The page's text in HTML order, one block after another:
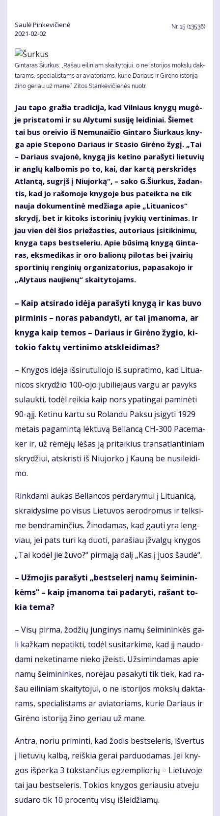
Saulė Pinkevičienė
2021-02-02
Nr. 15 (13538)
Gintaras Šiurkus: „Ra­šau ei­li­niam skai­ty­to­jui, o ne is­to­ri­jos moks­lų dak­
ta­rams, spe­cia­lis­tams ar avia­to­riams, ku­rie Da­riaus ir Gi­rė­no is­to­ri­ją
ži­no ge­riau už ma­ne.“ Zitos Stankevičienės nuotr.
Jau ta­po gra­žia tra­di­ci­ja, kad Vil­niaus kny­gų mu­gė­
je pri­sta­to­mi ir su Aly­tu­mi su­si­ję lei­di­niai. Šie­met
tai bus orei­vio iš Ne­mu­nai­čio Gin­ta­ro Šiur­kaus kny­
ga apie Ste­po­no Da­riaus ir Sta­sio Gi­rė­no žy­gį. „Tai
– Da­riaus sva­jo­nė, kny­gą jis ke­ti­no pa­ra­šy­ti lie­tu­vių
ir an­glų kal­bo­mis po to, kai, dar kar­tą per­skri­dęs
At­lan­tą, su­grįš į Niu­jor­ką“, – sa­ko G.Šiur­kus, ža­dan­
tis, kad jo ra­šo­mo­je kny­go­je bus pa­teik­ta ne tik
nau­ja do­ku­men­ti­nė me­džia­ga apie „Li­tu­a­ni­cos“
skry­dį, bet ir ki­toks is­to­ri­nių įvy­kių ver­ti­ni­mas. Ir
jau vien dėl šios prie­žas­ties, au­to­riaus įsi­ti­ki­ni­mu,
kny­ga taps best­se­leriu. Apie bū­si­mą kny­gą Gin­ta­
ras, eks­me­di­kas ir oro ba­lio­nų pi­lo­tas bei įvai­rių
spor­ti­nių ren­gi­nių or­ga­ni­za­to­rius, pa­pa­sa­ko­jo ir
„Aly­taus nau­jie­nų“ skai­ty­to­jams.
– Kaip at­si­ra­do idė­ja pa­ra­šy­ti kny­gą ir kas bu­vo
pir­mi­nis – no­ras pa­ban­dy­ti, ar tai įma­no­ma, ar
kny­ga kaip te­mos – Da­riaus ir Gi­rė­no žy­gio, ki­
to­kio fak­tų ver­ti­ni­mo at­sklei­di­mas?
– Kny­gos idė­ja iš­si­ru­tu­lio­jo iš su­pra­ti­mo, kad Li­tu­a­
ni­cos skry­džio 100-ojo ju­bi­lie­jaus var­gu ar pa­vyks
su­lauk­ti, to­dėl rei­kia kaip nors ypa­tin­gai pa­mi­nė­ti
90-ąjį. Ke­ti­nu kar­tu su Ro­lan­du Pa­ksu įsi­gy­ti 1929
me­tais pa­ga­min­tą lėk­tu­vą Bel­lan­cą CH-300 Pa­ce­ma­
ker ir, už rė­mė­jų lė­šas ją pri­tai­kius trans­at­lan­ti­niam
skry­džiui, at­skris­ti iš Niu­jor­ko į Kau­ną be nu­si­lei­di­
mo.
Rink­da­mi au­kas Bel­lan­cos per­da­ry­mui į Li­tu­a­ni­cą,
skrai­dy­si­me po vi­sus Lie­tu­vos ae­ro­dro­mus ir telk­si­
me ben­dra­min­čius. Ži­no­da­mas, kad gau­ti yra leng­
viau, jei pats tu­ri ką duo­ti, pa­ra­šiau įžval­gų kny­gos
„Tai ko­dėl jie žu­vo?“ pir­mą­ją da­lį „Kas į juos šau­dė“.
– Už­mo­jis pa­ra­šy­ti „best­se­lerį na­mų šei­mi­nin­
kėms“ – kaip įma­no­ma tai pa­da­ry­ti, ra­šant to­
kia te­ma?
– Vi­sų pir­ma, žo­džių jun­gi­nys na­mų šei­mi­nin­kės ga­
li kaž­kam ne­pa­tik­ti, to­dėl su­si­tar­ki­me, kad jį nau­do­
da­mi ne­ke­ti­na­me nie­ko įžeis­ti. Už­si­min­da­mas apie
na­mų šei­mi­nin­kes, no­rė­jau pa­sa­ky­ti tik tiek, kad ra­
šau ei­li­niam skai­ty­to­jui, o ne is­to­ri­jos moks­lų dak­ta­
rams, spe­cia­lis­tams ar avia­to­riams, ku­rie Da­riaus ir
Gi­rė­no is­to­ri­ją ži­no ge­riau už ma­ne.
An­tra, no­riu pri­min­ti, kad žo­dis best­se­leris, iš­ver­tus
į lie­tu­vių kal­bą, reiš­kia ge­rai par­duo­da­mas. Jei kny­
gos iš­per­ka 3 tūks­tan­čius eg­zem­plio­rių – Lie­tu­vo­je
tai jau best­se­leris. To­kios kny­gos ge­riau­siu at­ve­ju
su­da­ro tik 10 pro­cen­tų vi­sų iš­lei­džia­mų.